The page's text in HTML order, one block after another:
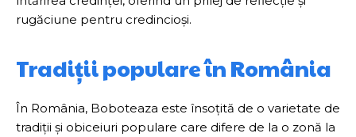
rugăciune pentru credincioși.
Tradiții populare în România
În România, Boboteaza este însoțită de o varietate de
tradiții și obiceiuri populare care difere de la o zonă la